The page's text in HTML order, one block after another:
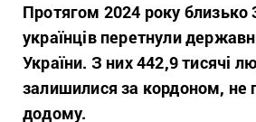
Протягом 2024 року близько
українців перетнули
України. З них 442,9 тисячі
залишилися за кордоном, не
додому.